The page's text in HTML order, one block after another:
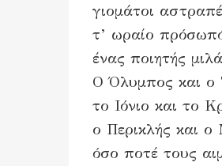
γιομάτοι
τ’ ωραίο
ένας ποιητής
Ο Όλυμπος και ο
το Ιόνιο και το
ο Περικλής και
όσο ποτέ τους